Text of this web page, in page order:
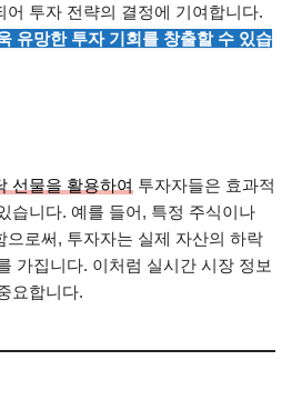
어 투자 전략의 결정에 기여합니다.
유망한 투자 기회를 창출할 수 있습
선물을 활용하여 투자자들은 효과적
습니다. 예를 들어, 특정 주식이나
으로써, 투자자는 실제 자산의 하락
가집니다. 이처럼 실시간 시장 정보
요합니다.